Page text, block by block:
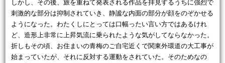
しかし、その後、旅を重ねて発表される作品を拝見するうちに強烈で
刺激的な部分は抑制されていき、静謐な内面の部分が顔をのぞかせる
ようになった。わたくしにとっては口幅ったい言い方ではあるけれ
ど、造形上非常に上昇気流に乗られたような気がしてならなかった。
折しもその頃、お住まいの青梅のご自宅近くで関東外環道の大工事が
始まっていたが、それに反対する運動をされていた。そのためなの